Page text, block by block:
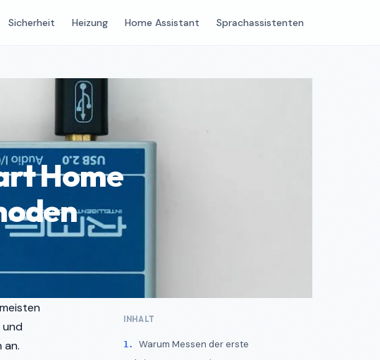
Sicherheit Heizung Home Assistant Sprachassistenten
Home
und
an.
INHALT
Warum Messen der erste